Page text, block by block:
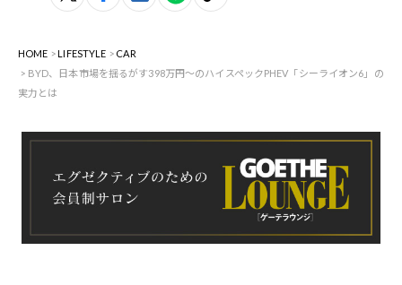
HOME LIFESTYLE
CAR
BYD、日本市場を揺るがす398万円〜のハイスペックPHEV「シーライオン6」の
実力とは